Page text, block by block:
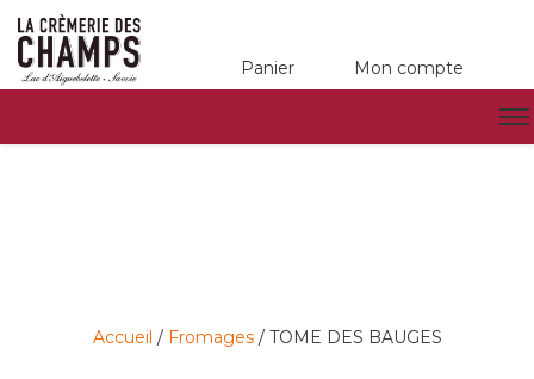
Panier Mon compte
Accueil / Fromages/ TOME DES BAUGES